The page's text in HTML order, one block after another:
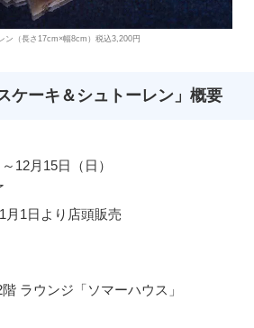
ン（長さ17cm×幅8cm）税込3,200円
ケーキ＆シュトーレン」概要
12月15日（日）
1日より店頭販売
階 ラウンジ「ソマーハウス」